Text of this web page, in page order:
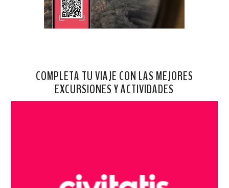
COMPLETA TU VIAJE CON LAS MEJORES
EXCURSIONES Y ACTIVIDADES